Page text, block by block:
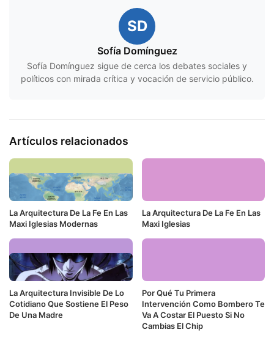
SD
Sofía Domínguez
Sofía Domínguez sigue de cerca los debates sociales y
políticos con mirada crítica y vocación de servicio público.
Artículos relacionados
La Arquitectura De La Fe En Las
Maxi Iglesias Modernas
La Arquitectura De La Fe En Las
Maxi Iglesias
La Arquitectura Invisible De Lo
Cotidiano Que Sostiene El Peso
De Una Madre
Por Qué Tu Primera
Intervención Como Bombero Te
Va A Costar El Puesto Si No
Cambias El Chip